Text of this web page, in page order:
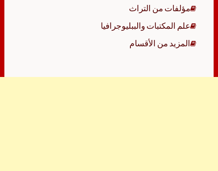
مؤلفات من التراث
علم المكتبات والببليوجرافيا
المزيد من الأقسام